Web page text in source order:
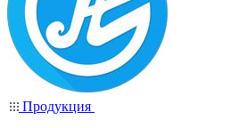
Продукция